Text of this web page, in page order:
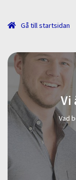
Gå till startsidan
Vi
Vad